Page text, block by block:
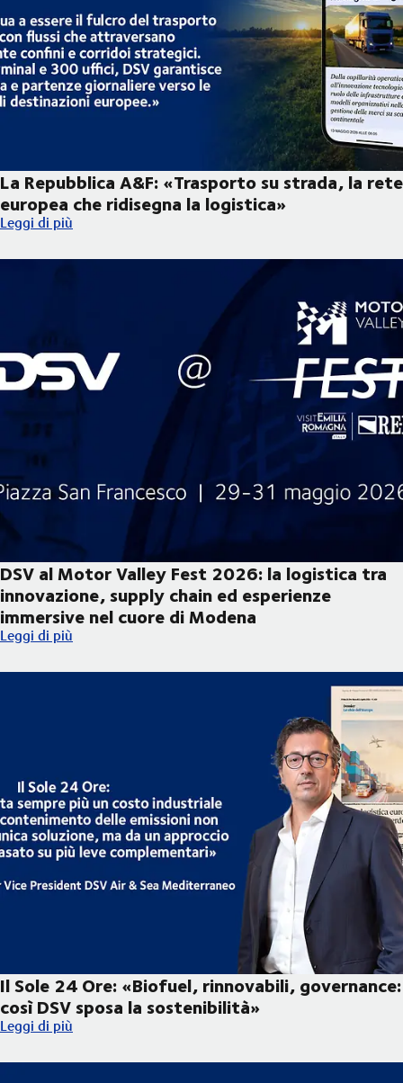
La Repubblica A&F: «Trasporto su strada, la rete
europea che ridisegna la logistica»
La Repubblica A&F: «Trasporto su strada, la rete europea che
Leggi di più
DSV al Motor Valley Fest 2026: la logistica tra
innovazione, supply chain ed esperienze
immersive nel cuore di Modena
DSV al Motor Valley Fest 2026: la logistica tra innovazione,
Leggi di più
Il Sole 24 Ore: «Biofuel, rinnovabili, governance:
così DSV sposa la sostenibilità»
Il Sole 24 Ore: «Biofuel, rinnovabili, governance: così DSV
Leggi di più